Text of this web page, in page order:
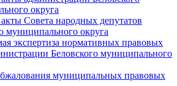
округа
Совета народных депутатов
муниципального округа
экспертиза нормативных правовых
Беловского муниципального
муниципальных правовых